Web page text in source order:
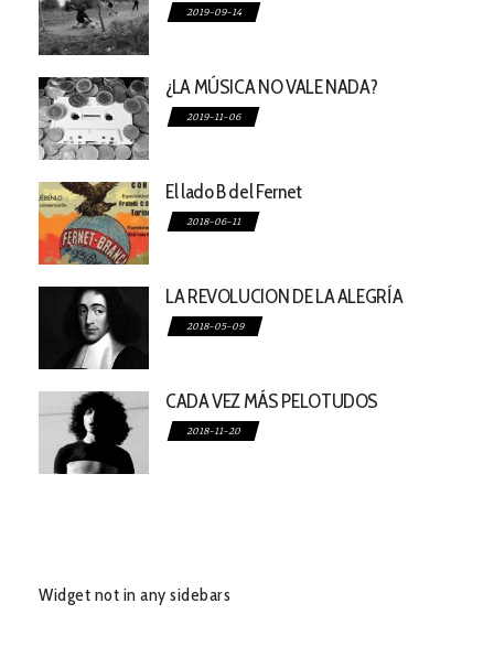
2019-09-14
¿LA MÚSICA NO VALE NADA?
2019-11-06
El lado B del Fernet
2018-06-11
LA REVOLUCION DE LA ALEGRÍA
2018-05-09
CADA VEZ MÁS PELOTUDOS
2018-11-20
Widget not in any sidebars